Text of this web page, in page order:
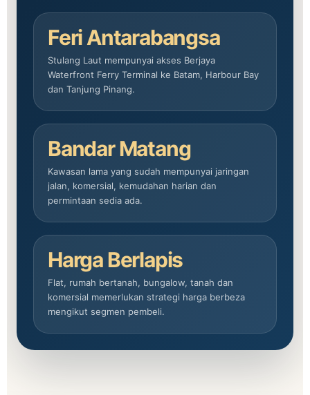
Feri Antarabangsa
Stulang Laut mempunyai akses Berjaya
Waterfront Ferry Terminal ke Batam, Harbour Bay
dan Tanjung Pinang.
Bandar Matang
Kawasan lama yang sudah mempunyai jaringan
jalan, komersial, kemudahan harian dan
permintaan sedia ada.
Harga Berlapis
Flat, rumah bertanah, bungalow, tanah dan
komersial memerlukan strategi harga berbeza
mengikut segmen pembeli.